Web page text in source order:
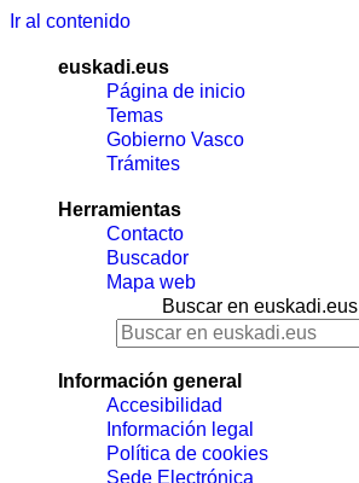
Ir al contenido
euskadi.eus
Página de inicio
Temas
Gobierno Vasco
Trámites
Herramientas
Contacto
Buscador
Mapa web
Buscar en euskadi.eus
Información general
Accesibilidad
Información legal
Política de cookies
Sede Electrónica